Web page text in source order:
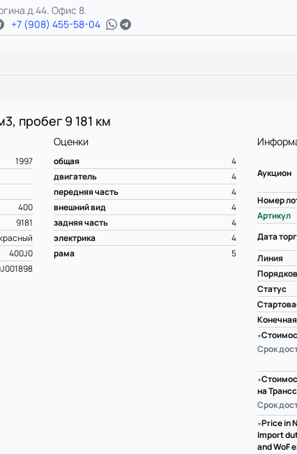
д.44. Офис 8.
+7 (908) 455-58-04
пробег 9 181 км
Аукцион
Номер
Артикул
Дата
Линия
Статус
∗
Срок
∗
на
Срок
∗Price in
Import
and WoF
1997
400
9181
400J0
Оценки
общая
4
двигатель
4
передняя часть
4
внешний вид
4
задняя часть
4
электрика
4
рама
5